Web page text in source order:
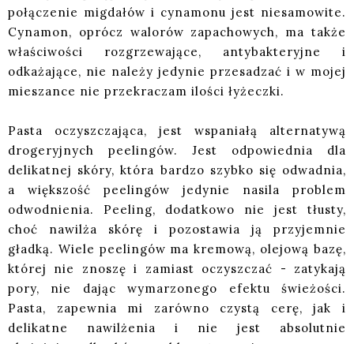
połączenie migdałów i cynamonu jest niesamowite.
Cynamon, oprócz walorów zapachowych, ma także
właściwości rozgrzewające, antybakteryjne i
odkażające, nie należy jedynie przesadzać i w mojej
mieszance nie przekraczam ilości łyżeczki.
Pasta oczyszczająca, jest wspaniałą alternatywą
drogeryjnych peelingów. Jest odpowiednia dla
delikatnej skóry, która bardzo szybko się odwadnia,
a większość peelingów jedynie nasila problem
odwodnienia. Peeling, dodatkowo nie jest tłusty,
choć nawilża skórę i pozostawia ją przyjemnie
gładką. Wiele peelingów ma kremową, olejową bazę,
której nie znoszę i zamiast oczyszczać - zatykają
pory, nie dając wymarzonego efektu świeżości.
Pasta, zapewnia mi zarówno czystą cerę, jak i
delikatne nawilżenia i nie jest absolutnie